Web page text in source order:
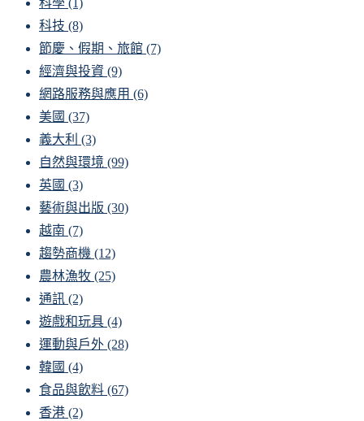
科學 (1)
科技 (8)
節慶、假期、旅館 (7)
經濟與投資 (9)
網路服務與應用 (6)
美國 (37)
義大利 (3)
自然與環境 (99)
英國 (3)
藝術與出版 (30)
越南 (7)
趨勢商機 (12)
農林漁牧 (25)
通訊 (2)
遊戲和玩具 (4)
運動與戶外 (28)
韓國 (4)
食品與飲料 (67)
香港 (2)